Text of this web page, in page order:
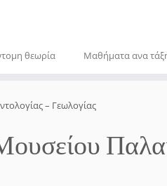
θεωρία Μαθήματα ανα
– Γεωλογίας